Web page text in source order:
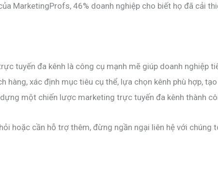
MarketingProfs, 46% doanh nghiệp cho biết họ đã cải
tuyến đa kênh là công cụ mạnh mẽ giúp doanh nghiệp
hàng, xác định mục tiêu cụ thể, lựa chọn kênh phù hợp,
một chiến lược marketing trực tuyến đa kênh thành
hoặc cần hỗ trợ thêm, đừng ngần ngại liên hệ với chúng